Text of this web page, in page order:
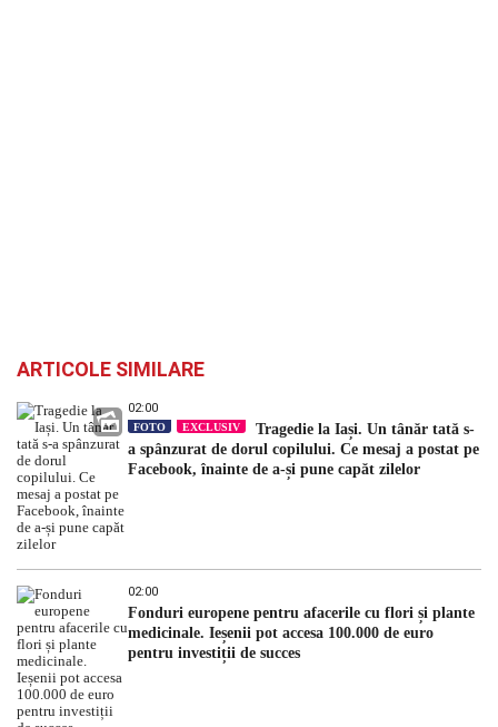
ARTICOLE SIMILARE
02:00
FOTO EXCLUSIV
Tragedie la Iași. Un tânăr tată s-
a spânzurat de dorul copilului. Ce mesaj a postat pe
Facebook, înainte de a-și pune capăt zilelor
02:00
Fonduri europene pentru afacerile cu flori și plante
medicinale. Ieșenii pot accesa 100.000 de euro
pentru investiții de succes